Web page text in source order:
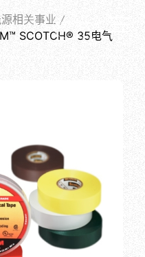
简体中文
相关事业
SCOTCH® 35电气